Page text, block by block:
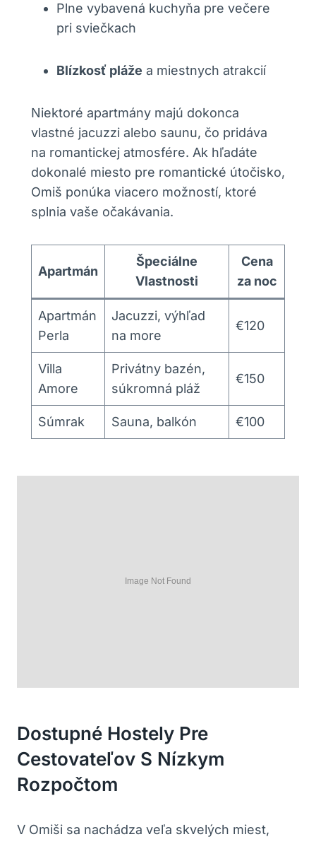
Plne vybavená kuchyňa pre večere
pri sviečkach
Blízkosť pláže a miestnych atrakcií
Niektoré apartmány majú dokonca
vlastné jacuzzi alebo saunu, čo pridáva
na romantickej atmosfére. Ak hľadáte
dokonalé miesto pre romantické útočisko,
Omiš ponúka viacero možností, ktoré
splnia vaše očakávania.
Apartmán
Špeciálne
Vlastnosti
Cena
za noc
Apartmán
Perla
Jacuzzi, výhľad
na more
€120
Villa
Amore
Privátny bazén,
súkromná pláž
€150
Súmrak Sauna, balkón €100
Dostupné Hostely Pre
Cestovateľov S Nízkym
Rozpočtom
V Omiši sa nachádza veľa skvelých miest,